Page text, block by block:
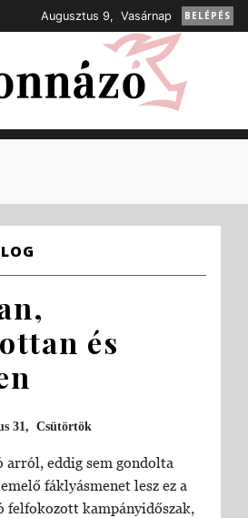
Augusztus 9, Vasárnap BELÉPÉS
és
31, Csütörtök
arról, eddig sem gondolta
fáklyásmenet lesz ez a
kampányidőszak,